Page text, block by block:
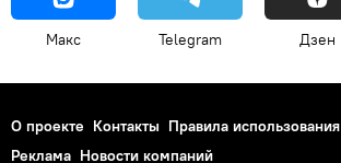
Макс Telegram Дзен
О проекте Контакты Правила использования
Реклама Новости компаний